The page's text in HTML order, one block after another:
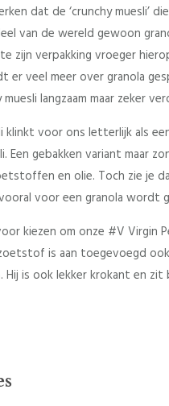
dat de ‘crunchy muesli’
van de wereld gewoon
zijn verpakking vroeger
er veel meer over granola
langzaam maar zeker
klinkt voor ons letterlijk als
Een gebakken variant maar
en olie. Toch zie je
voor een granola wordt
kiezen om onze #V Virgin
is aan toegevoegd
Hij is ook lekker krokant en